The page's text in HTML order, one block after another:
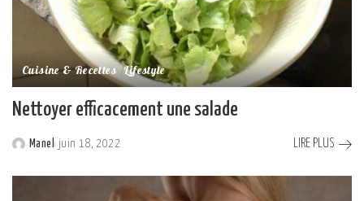
Cuisine & Recettes Lifestyle
Nettoyer efficacement une salade
Posted
by
Manel juin 18, 2022 LIRE PLUS